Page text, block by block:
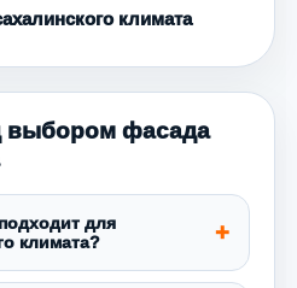
климата
выбором фасада
для
климата?